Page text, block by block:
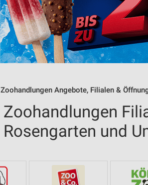
Zoohandlungen Angebote, Filialen &
Zoohandlungen
Rosengarten und